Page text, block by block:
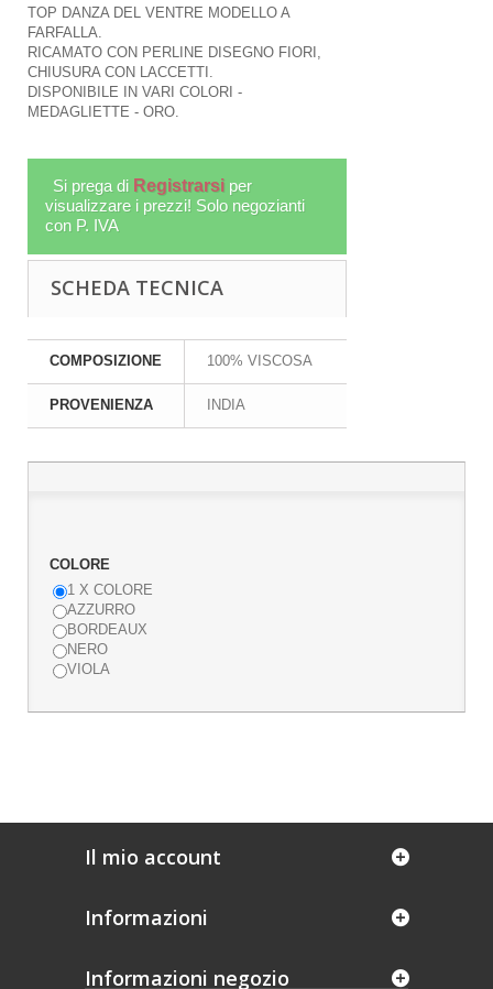
TOP DANZA DEL VENTRE MODELLO A
FARFALLA.
RICAMATO CON PERLINE DISEGNO FIORI,
CHIUSURA CON LACCETTI.
DISPONIBILE IN VARI COLORI -
MEDAGLIETTE - ORO.
Si prega di Registrarsi per
visualizzare i prezzi! Solo negozianti
con P. IVA
SCHEDA TECNICA
COMPOSIZIONE 100% VISCOSA
PROVENIENZA INDIA
COLORE
1 X COLORE
AZZURRO
BORDEAUX
NERO
VIOLA
Il mio account
Informazioni
Informazioni negozio